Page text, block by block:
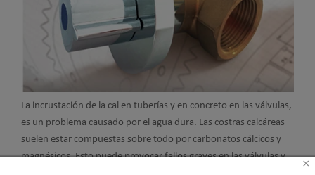
La incrustación de la cal en tuberías y en concreto en las válvulas,
es un problema causado por el agua dura. Las costras calcáreas
suelen estar compuestas sobre todo por carbonatos cálcicos y
magnésicos. Esto puede provocar fallos graves en las válvulas y
×